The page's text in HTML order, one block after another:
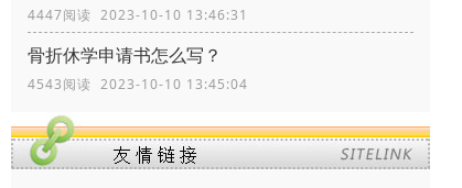
4447阅读 2023-10-10 13:46:31
骨折休学申请书怎么写？
4543阅读 2023-10-10 13:45:04